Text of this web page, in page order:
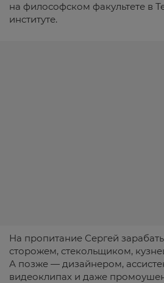
на философском факультете в
институте.
На пропитание Сергей
сторожем, стекольщиком,
А позже — дизайнером,
видеоклипах и даже